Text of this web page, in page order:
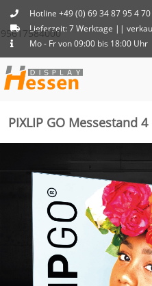
Hotline +49 (0) 69 34 87 95 4 70
Lieferzeit: 7 Werktage ||
Mo - Fr von 09:00 bis 18:00 Uhr
PIXLIP GO Messestand 4
95617584000